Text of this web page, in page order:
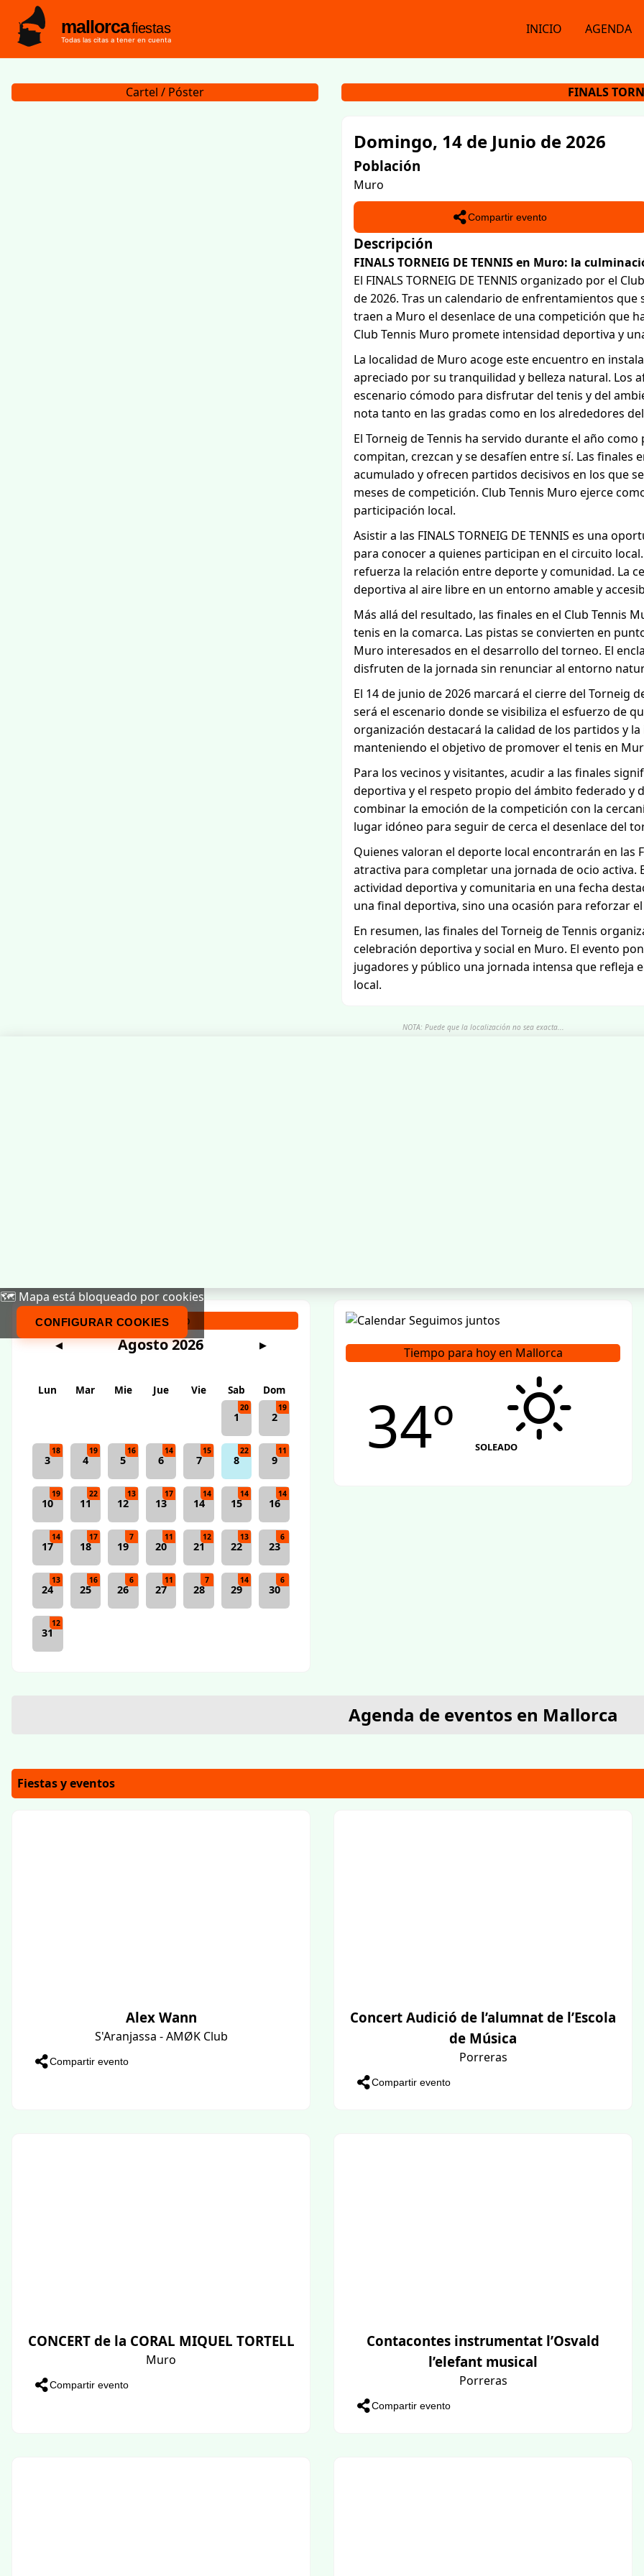
mallorcafiestas
Todas las citas a tener en cuenta
INICIO AGENDA
Cartel / Póster FINALS
Domingo, 14 de Junio de 2026
Población
Muro
Compartir evento
Descripción
FINALS TORNEIG DE TENNIS en Muro: la
El FINALS TORNEIG DE TENNIS organizado por el
de 2026. Tras un calendario de enfrentamientos
traen a Muro el desenlace de una competición que
Club Tennis Muro promete intensidad deportiva y
La localidad de Muro acoge este encuentro en
apreciado por su tranquilidad y belleza natural. Los
escenario cómodo para disfrutar del tenis y del
nota tanto en las gradas como en los alrededores
El Torneig de Tennis ha servido durante el año
compitan, crezcan y se desafíen entre sí. Las
acumulado y ofrecen partidos decisivos en los que
meses de competición. Club Tennis Muro ejerce
participación local.
Asistir a las FINALS TORNEIG DE TENNIS es una
para conocer a quienes participan en el circuito
refuerza la relación entre deporte y comunidad. La
deportiva al aire libre en un entorno amable y
Más allá del resultado, las finales en el Club Tennis
tenis en la comarca. Las pistas se convierten en
Muro interesados en el desarrollo del torneo. El
disfruten de la jornada sin renunciar al entorno
El 14 de junio de 2026 marcará el cierre del Torneig
será el escenario donde se visibiliza el esfuerzo de
organización destacará la calidad de los partidos y
manteniendo el objetivo de promover el tenis en
Para los vecinos y visitantes, acudir a las finales
deportiva y el respeto propio del ámbito federado y
combinar la emoción de la competición con la
lugar idóneo para seguir de cerca el desenlace del
Quienes valoran el deporte local encontrarán en las
atractiva para completar una jornada de ocio
actividad deportiva y comunitaria en una fecha
una final deportiva, sino una ocasión para reforzar
En resumen, las finales del Torneig de Tennis
celebración deportiva y social en Muro. El evento
jugadores y público una jornada intensa que refleja
local.
NOTA: Puede que la localización no sea exacta...
🗺️ Mapa está bloqueado por cookies
CONFIGURAR COOKIES
Calendario
◀ Agosto 2026 ▶
Lun Mar Mie Jue Vie Sab
Dom
1
20
2
19
3
18
4
19
5
16
6
14
7
15
8
22
9
11
10
19
11
22
12
13
13
17
14
14
15
14
16
14
17
14
18
17
19
7
20
11
21
12
22
13
23
6
24
13
25
16
26
6
27
11
28
7
29
14
30
6
31
12
Tiempo para hoy en Mallorca
34º SOLEADO
Agenda de eventos en Mallorca
Fiestas y eventos
Alex Wann
S'Aranjassa - AMØK Club
Compartir evento
Concert Audició de l’alumnat de l’Escola
de Música
Porreras
Compartir evento
CONCERT de la CORAL MIQUEL TORTELL
Muro
Compartir evento
Contacontes instrumentat l’Osvald
l’elefant musical
Porreras
Compartir evento